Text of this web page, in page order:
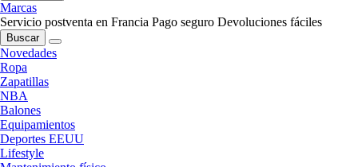
Marcas
Servicio postventa en Francia Pago seguro Devoluciones fáciles
Buscar
Novedades
Ropa
Zapatillas
NBA
Balones
Equipamientos
Deportes EEUU
Lifestyle